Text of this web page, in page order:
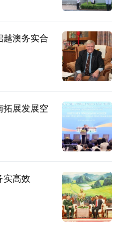
越澳务实合
拓展发展空
实高效